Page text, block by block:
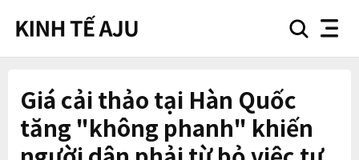
searchnav
Giá cải thảo tại Hàn Quốc
tăng "không phanh" khiến